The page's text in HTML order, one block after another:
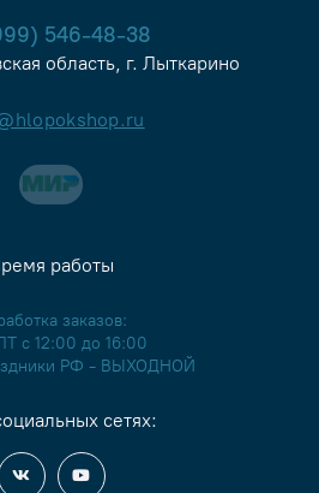
546-48-38
область, г. Лыткарино
работы
заказов:
с 12:00 до 16:00
РФ - ВЫХОДНОЙ
сетях: